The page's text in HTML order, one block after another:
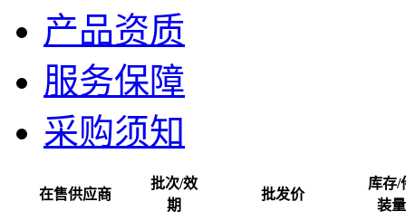
产品资质
服务保障
采购须知
在售供应商
批次/效
期
批发价
库存/
装量